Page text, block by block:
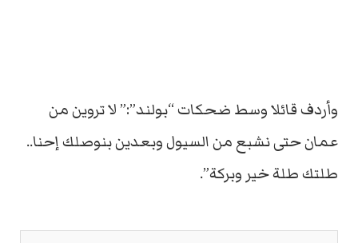
وأردف قائلا وسط ضحكات “بولند”:” لا تروين من
عمان حتى نشبع من السيول وبعدين بنوصلك إحنا..
طلتك طلة خير وبركة”.